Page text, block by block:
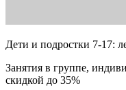
Дети и подростки 7-17:
Занятия в группе,
скидкой до 35%